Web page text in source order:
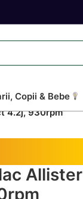
Copii & Bebe
4.2j, 930rpm
Allister